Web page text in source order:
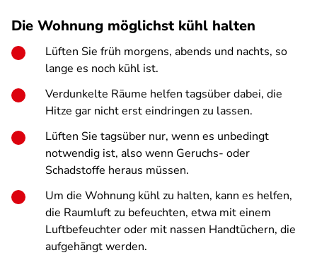
Die Wohnung möglichst kühl halten
Lüften Sie früh morgens, abends und nachts, so
lange es noch kühl ist.
Verdunkelte Räume helfen tagsüber dabei, die
Hitze gar nicht erst eindringen zu lassen.
Lüften Sie tagsüber nur, wenn es unbedingt
notwendig ist, also wenn Geruchs- oder
Schadstoffe heraus müssen.
Um die Wohnung kühl zu halten, kann es helfen,
die Raumluft zu befeuchten, etwa mit einem
Luftbefeuchter oder mit nassen Handtüchern, die
aufgehängt werden.